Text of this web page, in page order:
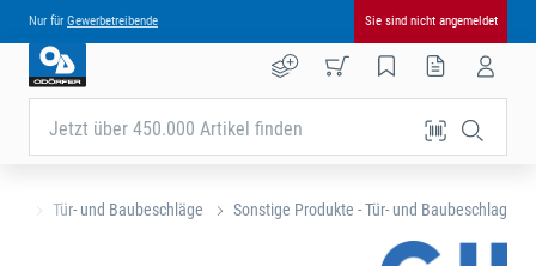
Nur für Gewerbetreibende Sie sind nicht angemeldet
Jetzt über 450.000 Artikel finden
Tür- und Baubeschläge Sonstige Produkte - Tür- und Baubeschlag